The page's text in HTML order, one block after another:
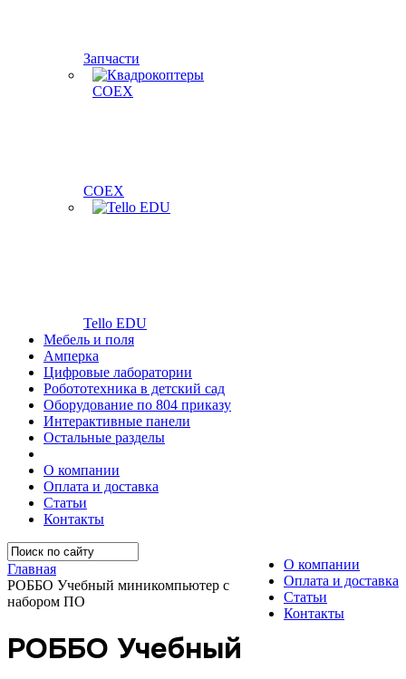
Запчасти
COEX
Tello EDU
Мебель и поля
Амперка
Цифровые лаборатории
Робототехника в детский сад
Оборудование по 804 приказу
Интерактивные панели
Остальные разделы
О компании
Оплата и доставка
Статьи
Контакты
О компании
Оплата и доставка
Статьи
Контакты
Главная
РОББО Учебный миникомпьютер с
набором ПО
РОББО Учебный